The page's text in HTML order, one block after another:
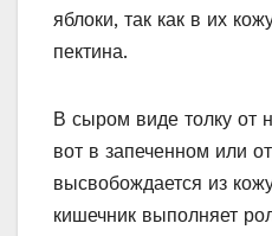
яблоки, так как в их
пектина.
В сыром виде толку от
вот в запеченном или
высвобождается из
кишечник выполняет